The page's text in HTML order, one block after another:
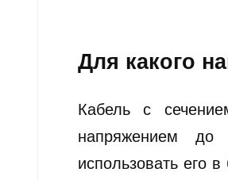
Для какого
Кабель с
напряжением до
использовать его